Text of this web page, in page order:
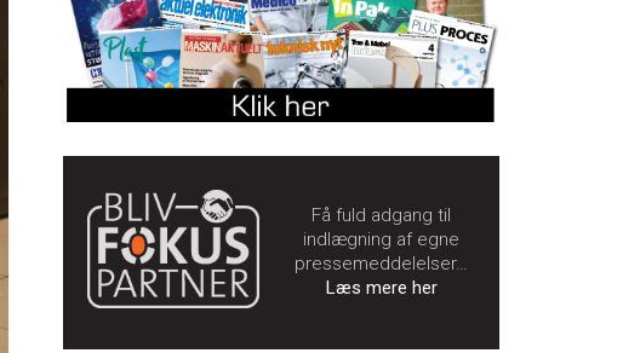
Få fuld adgang til
indlægning af egne
pressemeddelelser…
Læs mere her